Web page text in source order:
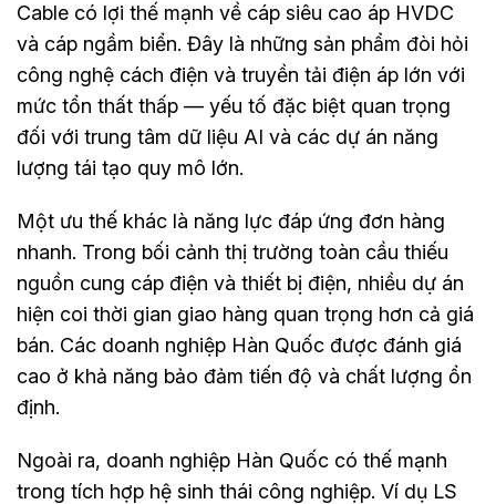
Cable có lợi thế mạnh về cáp siêu cao áp HVDC
và cáp ngầm biển. Đây là những sản phẩm đòi hỏi
công nghệ cách điện và truyền tải điện áp lớn với
mức tổn thất thấp — yếu tố đặc biệt quan trọng
đối với trung tâm dữ liệu AI và các dự án năng
lượng tái tạo quy mô lớn.
Một ưu thế khác là năng lực đáp ứng đơn hàng
nhanh. Trong bối cảnh thị trường toàn cầu thiếu
nguồn cung cáp điện và thiết bị điện, nhiều dự án
hiện coi thời gian giao hàng quan trọng hơn cả giá
bán. Các doanh nghiệp Hàn Quốc được đánh giá
cao ở khả năng bảo đảm tiến độ và chất lượng ổn
định.
Ngoài ra, doanh nghiệp Hàn Quốc có thế mạnh
trong tích hợp hệ sinh thái công nghiệp. Ví dụ LS